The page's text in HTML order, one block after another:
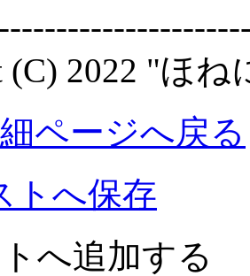
(C) 2022 "ほね
ページへ戻る
トへ保存
へ追加する